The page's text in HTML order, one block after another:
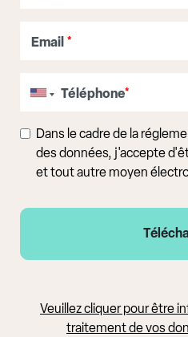
Email *
Téléphone*
Dans le cadre de la
des données, j'accepte
et tout autre moyen
Veuillez cliquer pour être
traitement de vos